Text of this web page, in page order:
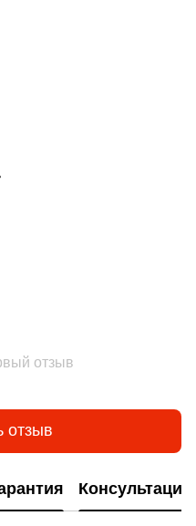
отзыв
отзыв
Консультация